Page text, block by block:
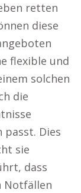
retten
diese
flexible und
solchen
die
passt. Dies
sie
dass
Notfällen